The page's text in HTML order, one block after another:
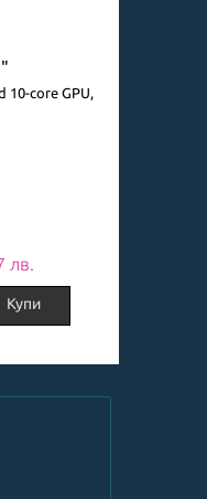
10-core GPU,
лв.
Купи